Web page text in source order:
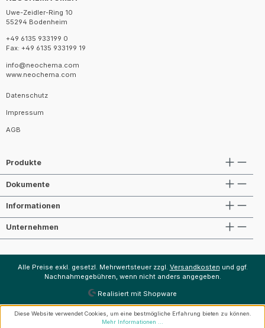
Uwe-Zeidler-Ring 10
55294 Bodenheim
+49 6135 933199 0
Fax: +49 6135 933199 19
info@neochema.com
www.neochema.com
Datenschutz
Impressum
AGB
Produkte
Dokumente
Informationen
Unternehmen
Alle Preise exkl. gesetzl. Mehrwertsteuer zzgl. Versandkosten und ggf.
Nachnahmegebühren, wenn nicht anders angegeben.
Realisiert mit Shopware
Diese Website verwendet Cookies, um eine bestmögliche Erfahrung bieten zu können.
Mehr Informationen ...